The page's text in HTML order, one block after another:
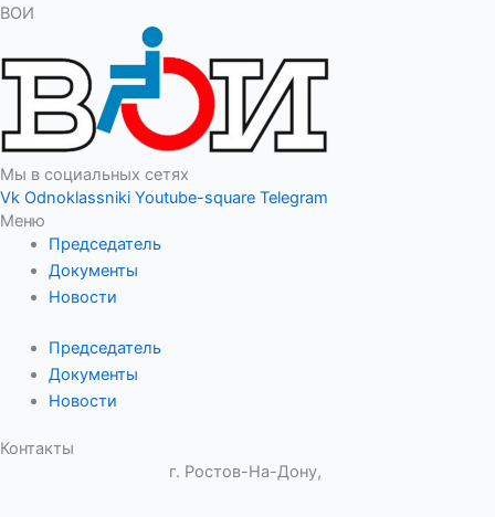
ВОИ
Мы в социальных сетях
Vk Odnoklassniki Youtube-square Telegram
Меню
Председатель
Документы
Новости
Председатель
Документы
Новости
Контакты
г. Ростов-На-Дону,